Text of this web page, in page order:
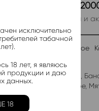
Telegram-канал
Актуальные новинки и
Добавить в избранное
,Арбуз ,Бабл-Гам
, Манго Мороженое,
исключительно
табачной
18 лет, я являюсь
продукции и даю
данных.
18